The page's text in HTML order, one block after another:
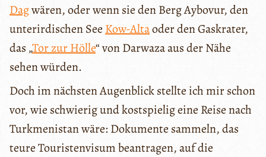
Dagwären, oder wenn sie den Berg Aybovur, den
unterirdischen SeeKow-Altaoder den Gaskrater,
das „Tor zur Hölle“ von Darwaza aus der Nähe
sehen würden.
Doch im nächsten Augenblick stellte ich mir schon
vor, wie schwierig und kostspielig eine Reise nach
Turkmenistan wäre: Dokumente sammeln, das
teure Touristenvisum beantragen, auf die